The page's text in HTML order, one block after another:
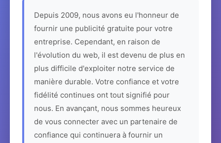
Depuis 2009, nous avons eu l'honneur de
fournir une publicité gratuite pour votre
entreprise. Cependant, en raison de
l'évolution du web, il est devenu de plus en
plus difficile d'exploiter notre service de
manière durable. Votre confiance et votre
fidélité continues ont tout signifié pour
nous. En avançant, nous sommes heureux
de vous connecter avec un partenaire de
confiance qui continuera à fournir un